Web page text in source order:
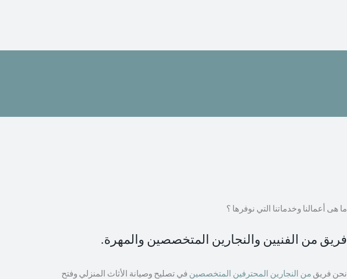
ما هى أعمالنا وخدماتنا التي نوفرها ؟
فريق من الفنيين والنجارين المتخصصين والمهرة.
نحن فريق من النجارين المحترفين المتخصصين في تصليح وصيانة الأثاث المنزلي وفتح